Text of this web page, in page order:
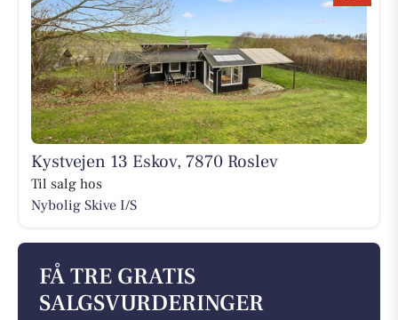
Kystvejen 13 Eskov, 7870 Roslev
Til salg hos
Nybolig Skive I/S
FÅ TRE GRATIS
SALGSVURDERINGER